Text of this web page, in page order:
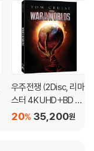
우주전쟁 (2Disc, 리마
스터 4K UHD+BD 슬
립케이스 한정판) : 블
35,200원
20%